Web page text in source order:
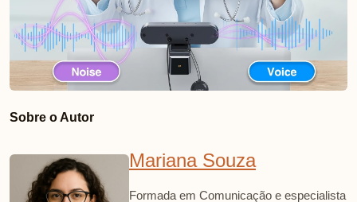
Sobre o Autor
Mariana Souza
Formada em Comunicação e especialista